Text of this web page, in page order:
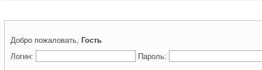
Добро пожаловать, Гость
Логин:
Пароль: